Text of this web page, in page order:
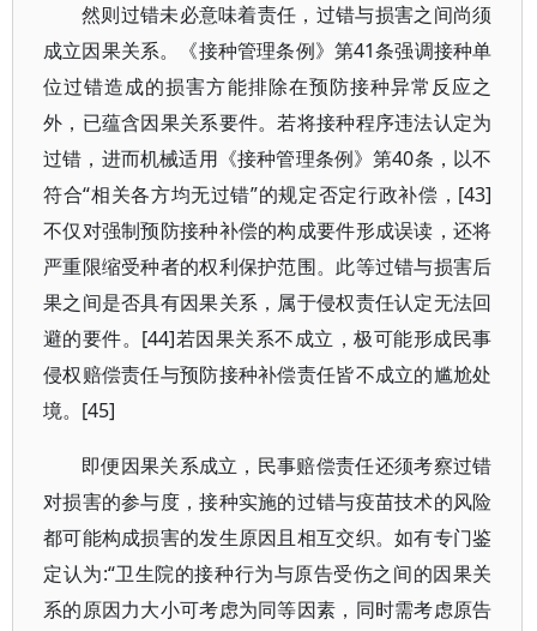
然则过错未必意味着责任，过错与损害之间尚须
成立因果关系。《接种管理条例》第41条强调接种单
位过错造成的损害方能排除在预防接种异常反应之
外，已蕴含因果关系要件。若将接种程序违法认定为
过错，进而机械适用《接种管理条例》第40条，以不
符合“相关各方均无过错”的规定否定行政补偿，[43]
不仅对强制预防接种补偿的构成要件形成误读，还将
严重限缩受种者的权利保护范围。此等过错与损害后
果之间是否具有因果关系，属于侵权责任认定无法回
避的要件。[44]若因果关系不成立，极可能形成民事
侵权赔偿责任与预防接种补偿责任皆不成立的尴尬处
境。[45]
即便因果关系成立，民事赔偿责任还须考察过错
对损害的参与度，接种实施的过错与疫苗技术的风险
都可能构成损害的发生原因且相互交织。如有专门鉴
定认为:“卫生院的接种行为与原告受伤之间的因果关
系的原因力大小可考虑为同等因素，同时需考虑原告